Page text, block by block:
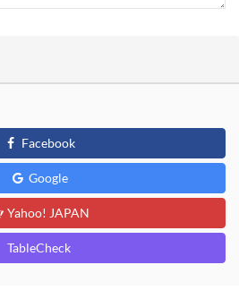
Facebook
Google
Yahoo! JAPAN
TableCheck